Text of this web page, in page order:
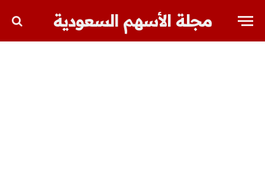
مجلة الأسهم السعودية